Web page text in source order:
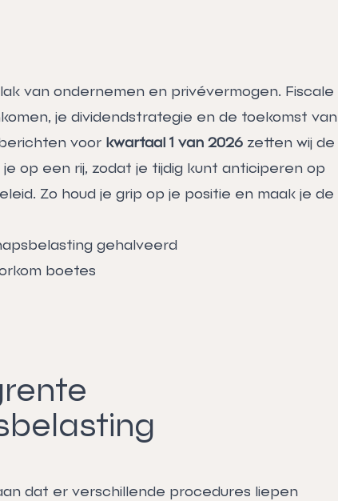
van ondernemen en privévermogen. Fiscale
je dividendstrategie en de toekomst van
voor kwartaal 1 van 2026zetten wij de
op een rij, zodat je tijdig kunt anticiperen op
Zo houd je grip op je positie en maak je de
gehalveerd
boetes
dat er verschillende procedures liepen